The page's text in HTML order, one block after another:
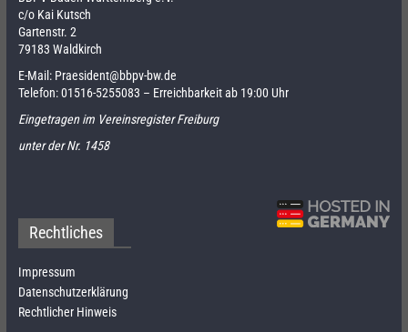
c/o Kai Kutsch
Gartenstr. 2
79183 Waldkirch
E-Mail: Praesident@bbpv-bw.de
Telefon:01516-5255083 – Erreichbarkeit ab 19:00 Uhr
Eingetragen im Vereinsregister Freiburg
unter der Nr. 1458
Rechtliches
Impressum
Datenschutzerklärung
Rechtlicher Hinweis